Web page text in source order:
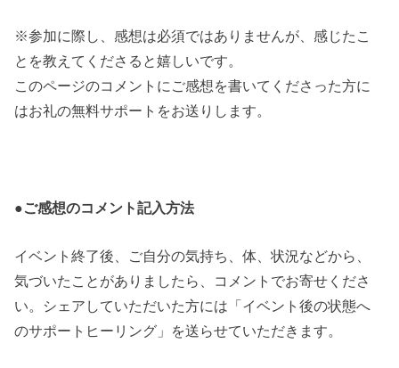
※参加に際し、感想は必須ではありませんが、感じたこ
とを教えてくださると嬉しいです。
このページのコメントにご感想を書いてくださった方に
はお礼の無料サポートをお送りします。
●ご感想のコメント記入方法
イベント終了後、ご自分の気持ち、体、状況などから、
気づいたことがありましたら、コメントでお寄せくださ
い。シェアしていただいた方には「イベント後の状態へ
のサポートヒーリング」を送らせていただきます。